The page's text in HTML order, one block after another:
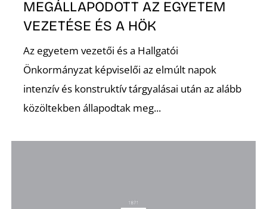
MEGÁLLAPODOTT AZ EGYETEM
VEZETÉSE ÉS A HÖK
Az egyetem vezetői és a Hallgatói
Önkormányzat képviselői az elmúlt napok
intenzív és konstruktív tárgyalásai után az alább
közöltekben állapodtak meg...